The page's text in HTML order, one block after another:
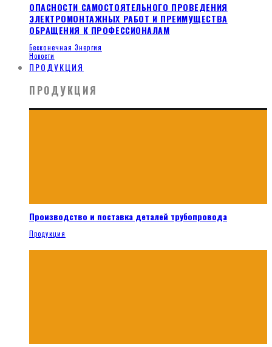
ОПАСНОСТИ САМОСТОЯТЕЛЬНОГО ПРОВЕДЕНИЯ
ЭЛЕКТРОМОНТАЖНЫХ РАБОТ И ПРЕИМУЩЕСТВА
ОБРАЩЕНИЯ К ПРОФЕССИОНАЛАМ
Бесконечная Энергия
Новости
ПРОДУКЦИЯ
ПРОДУКЦИЯ
Производство и поставка деталей трубопровода
Продукция